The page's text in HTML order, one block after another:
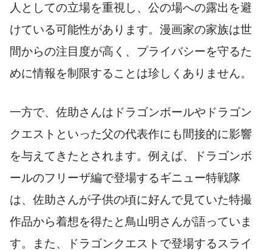
人としての立場を重視し、公の場への露出を避
けている可能性があります。漫画家の家族は世
間からの注目度が高く、プライバシーを守るた
めに情報を制限することは珍しくありません。
一方で、佐助さんはドラゴンボールやドラゴン
クエストといった父の代表作にも間接的に影響
を与えてきたとされます。例えば、ドラゴンボ
ールのフリーザ編で登場するギニュー特戦隊
は、佐助さんが子供の頃に好んで見ていた特撮
作品から着想を得たと鳥山明さんが語っていま
す。また、ドラゴンクエストで登場するスライ